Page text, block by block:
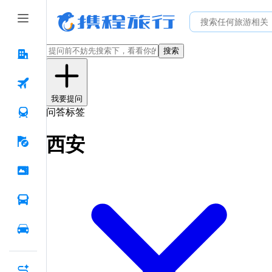
搜索
我要提问
问答标签
西安